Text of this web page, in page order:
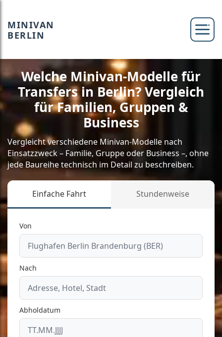
MINIVAN
BERLIN
Welche Minivan-Modelle für
Transfers in Berlin? Vergleich
für Familien, Gruppen &
Business
Vergleicht verschiedene Minivan-Modelle nach
Einsatzzweck – Familie, Gruppe oder Business –, ohne
jede Baureihe technisch im Detail zu beschreiben.
Einfache Fahrt Stundenweise
Von
Nach
Abholdatum